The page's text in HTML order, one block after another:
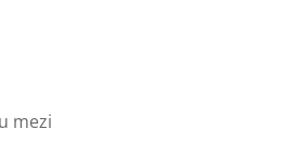
mezi